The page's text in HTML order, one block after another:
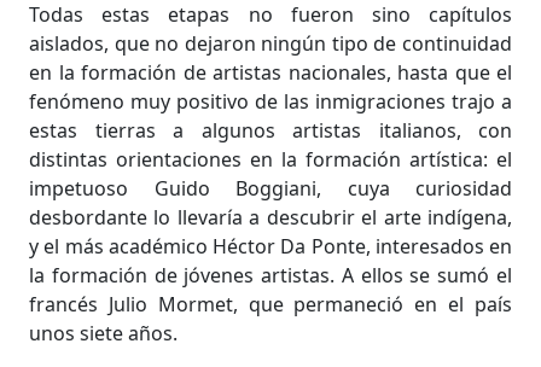
Todas estas etapas no fueron sino capítulos
aislados, que no dejaron ningún tipo de continuidad
en la formación de artistas nacionales, hasta que el
fenómeno muy positivo de las inmigraciones trajo a
estas tierras a algunos artistas italianos, con
distintas orientaciones en la formación artística: el
impetuoso Guido Boggiani, cuya curiosidad
desbordante lo llevaría a descubrir el arte indígena,
y el más académico Héctor Da Ponte, interesados en
la formación de jóvenes artistas. A ellos se sumó el
francés Julio Mormet, que permaneció en el país
unos siete años.